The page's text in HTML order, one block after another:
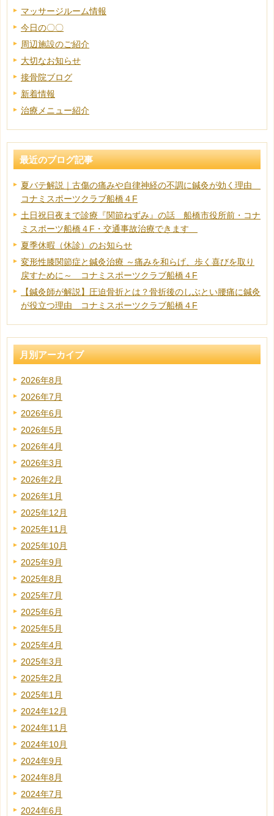
マッサージルーム情報
今日の〇〇
周辺施設のご紹介
大切なお知らせ
接骨院ブログ
新着情報
治療メニュー紹介
最近のブログ記事
夏バテ解説｜古傷の痛みや自律神経の不調に鍼灸が効く理由
コナミスポーツクラブ船橋４F
土日祝日夜まで診療『関節ねずみ』の話 船橋市役所前・コナ
ミスポーツ船橋４F・交通事故治療できます
夏季休暇（休診）のお知らせ
変形性膝関節症と鍼灸治療 ～痛みを和らげ、歩く喜びを取り
戻すために～ コナミスポーツクラブ船橋４F
【鍼灸師が解説】圧迫骨折とは？骨折後のしぶとい腰痛に鍼灸
が役立つ理由 コナミスポーツクラブ船橋４F
月別アーカイブ
2026年8月
2026年7月
2026年6月
2026年5月
2026年4月
2026年3月
2026年2月
2026年1月
2025年12月
2025年11月
2025年10月
2025年9月
2025年8月
2025年7月
2025年6月
2025年5月
2025年4月
2025年3月
2025年2月
2025年1月
2024年12月
2024年11月
2024年10月
2024年9月
2024年8月
2024年7月
2024年6月